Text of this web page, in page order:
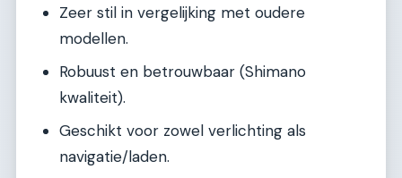
Zeer stil in vergelijking met oudere
modellen.
Robuust en betrouwbaar (Shimano
kwaliteit).
Geschikt voor zowel verlichting als
navigatie/laden.